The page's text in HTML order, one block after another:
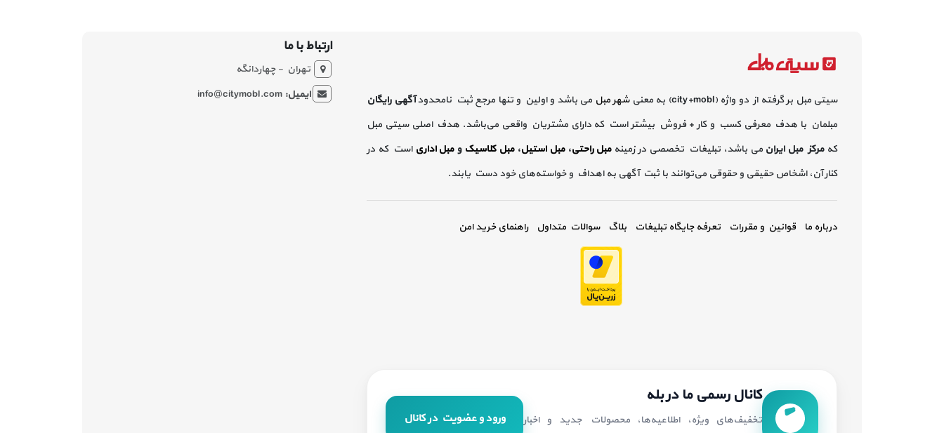
سیتی مبل بر گرفته از دو واژه (city+mobl) به معنی شهر مبل می باشد و اولین و تنها مرجع ثبت نامحدودآگهی رایگان
مبلمان با هدف معرفی کسب و کار + فروش بیشتر است که دارای مشتریان واقعی می‌باشد. هدف اصلی سیتی مبل
کهمرکز مبل ایران می باشد، تبلیغات تخصصی در زمینه مبل راحتی،مبل استیل،مبل کلاسیک ومبل اداری است که در
کنار آن، اشخاص حقیقی و حقوقی می‌توانند با ثبت آگهی به اهداف و خواسته‌های خود دست یابند.
درباره ما قوانین و مقررات تعرفه جایگاه تبلیغات بلاگ سوالات متداول راهنمای خرید امن
کانال رسمی ما در بله
تخفیف‌های ویژه، اطلاعیه‌ها، محصولات جدید و اخبار
ورود و عضویت در کانال
ارتباط با ما
تهران - چهاردانگه
ایمیل: info@citymobl.com